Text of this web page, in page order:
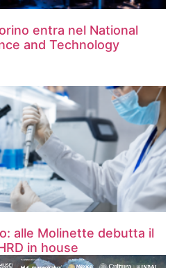
entra nel National
and Technology
alle Molinette debutta il
in house